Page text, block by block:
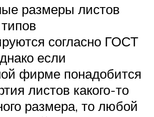
размеры листов
согласно ГОСТ
если
фирме понадобится
листов какого-то
размера, то любой